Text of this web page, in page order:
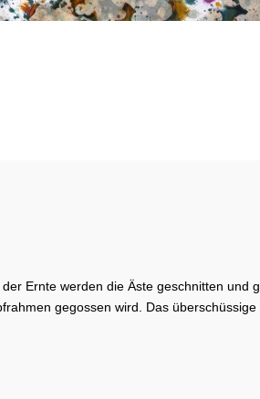
Ernte werden die Äste geschnitten und
gegossen wird. Das